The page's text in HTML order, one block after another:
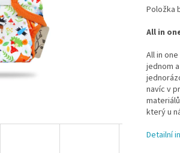
Položka
All in
All in
jednom
navíc v
který u
Detailní